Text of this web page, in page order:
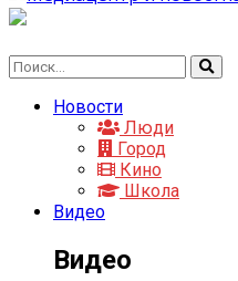
Новости
Люди
Город
Кино
Школа
Видео
Видео